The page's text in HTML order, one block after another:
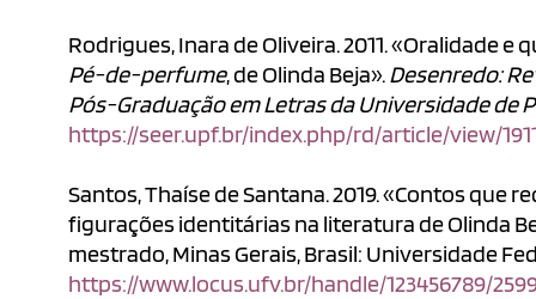
Rodrigues, Inara de Oliveira. 2011. «Oralidade
Pé-de-perfume, de Olinda Beja».Desenredo:
Pós-Graduação em Letras da Universidade de
https://seer.upf.br/index.php/rd/article/view/
Santos, Thaíse de Santana. 2019. «Contos que
figurações identitárias na literatura de Olinda
mestrado, Minas Gerais, Brasil: Universidade
https://www.locus.ufv.br/handle/123456789/